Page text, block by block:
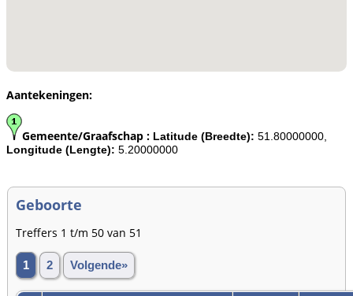
Aantekeningen:
Gemeente/Graafschap : Latitude (Breedte): 51.80000000,
Longitude (Lengte): 5.20000000
Geboorte
Treffers 1 t/m 50 van 51
1 2 Volgende»